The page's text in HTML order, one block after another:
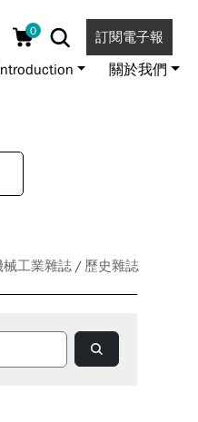
0 訂閱電子報
關於我們
械工業雜誌 歷史雜誌